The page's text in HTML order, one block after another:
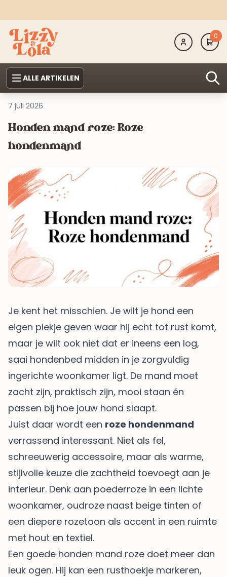
0
ALLE ARTIKELEN
7 juli 2026
Honden mand roze: Roze
hondenmand
Je kent het misschien. Je wilt je hond een
eigen plekje geven waar hij echt tot rust komt,
maar je wilt ook niet dat er ineens een log,
saai hondenbed midden in je zorgvuldig
ingerichte woonkamer ligt. De mand moet
zacht zijn, praktisch zijn, mooi staan én
passen bij hoe jouw hond slaapt.
Juist daar wordt een roze hondenmand
verrassend interessant. Niet als fel,
schreeuwerig accessoire, maar als warme,
stijlvolle keuze die zachtheid toevoegt aan je
interieur. Denk aan poederroze in een lichte
woonkamer, oudroze naast beige tinten of
een diepere rozetoon als accent in een ruimte
met hout en textiel.
Een goede honden mand roze doet meer dan
leuk ogen. Hij kan een rusthoekje markeren,